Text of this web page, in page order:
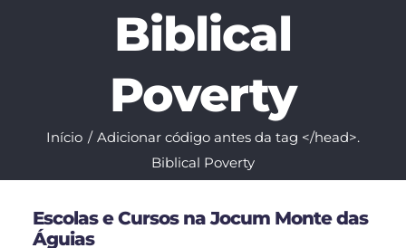
Biblical
Poverty
Início
Adicionar código antes da tag </head>.
Biblical Poverty
Escolas e Cursos na Jocum Monte das
Águias